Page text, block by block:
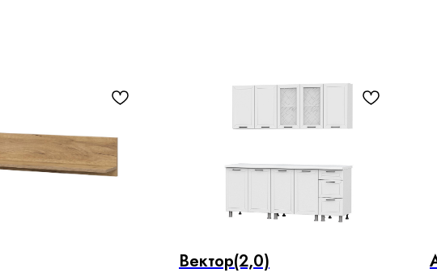
Вектор(2,0)